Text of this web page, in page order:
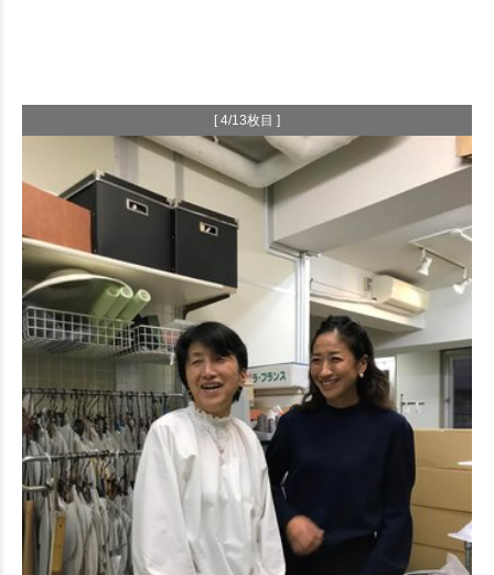
[ 4/13枚目 ]